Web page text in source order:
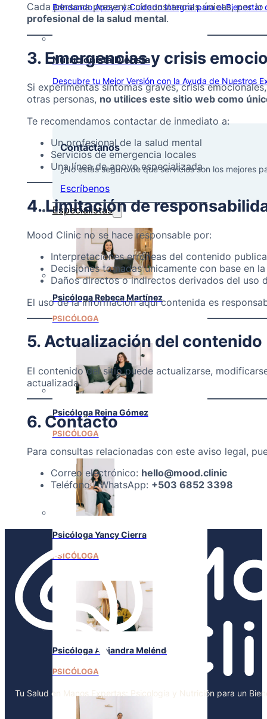
Brindando Apoyo y Cuidado Integral para el Bienestar
Nutricionista Dietista
Descubre tu Mejor Versión con la Ayuda de Nuestros
Contáctanos
¿No estás seguro de qué servicios son los mejores
Escríbenos
Especialistas
Psicóloga Rebeca Martínez
PSICÓLOGA
Psicóloga Reina Gómez
PSICÓLOGA
Psicóloga Yancy Cierra
PSICÓLOGA
Psicóloga Alejandra Meléndez
PSICÓLOGA
Cada persona presenta circunstancias únicas, por
profesional de la salud mental.
3. Emergencias y crisis
Si experimentas síntomas graves, crisis
otras personas, no utilices este sitio web como
Te recomendamos contactar de inmediato a:
Un profesional de la salud mental
Servicios de emergencia locales
Una línea de apoyo especializada
4. Limitación de
Mood Clinic no se hace responsable por:
Interpretaciones erróneas del contenido
Decisiones tomadas únicamente con base en
Daños directos o indirectos derivados del uso
El uso de la información aquí contenida es
5. Actualización del contenido
El contenido del sitio puede actualizarse,
actualizada.
6. Contacto
Para consultas relacionadas con este aviso legal,
Correo electrónico: hello@mood.clinic
Teléfono / WhatsApp: +503 6852 3398
Tu Salud en Manos Expertas: Psicología y Nutrición para un